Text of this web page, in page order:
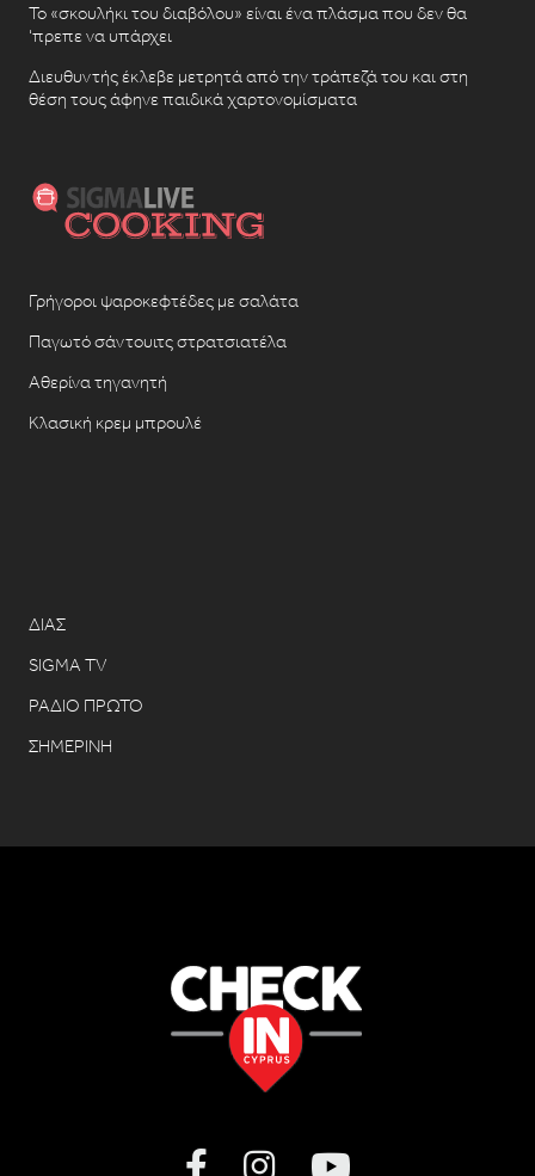
Το «σκουλήκι του διαβόλου» είναι ένα πλάσμα που δεν θα
‘πρεπε να υπάρχει
Διευθυντής έκλεβε μετρητά από την τράπεζά του και στη
θέση τους άφηνε παιδικά χαρτονομίσματα
Γρήγοροι ψαροκεφτέδες με σαλάτα
Παγωτό σάντουιτς στρατσιατέλα
Αθερίνα τηγανητή
Κλασική κρεμ μπρουλέ
ΔΙΑΣ
SIGMA TV
ΡΑΔΙΟ ΠΡΩΤΟ
ΣΗΜΕΡΙΝΗ